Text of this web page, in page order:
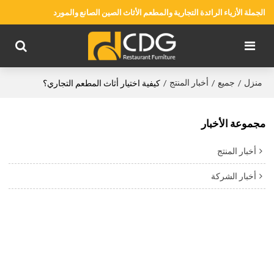
الجملة الأزياء الرائدة التجارية والمطعم الأثاث الصين الصانع والمورد
منزل / جميع / أخبار المنتج / كيفية اختيار أثاث المطعم التجاري؟
مجموعة الأخبار
أخبار المنتج
أخبار الشركة